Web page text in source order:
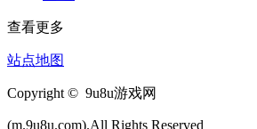
查看更多
站点地图
Copyright © 9u8u游戏网
(m.9u8u.com).All Rights Reserved